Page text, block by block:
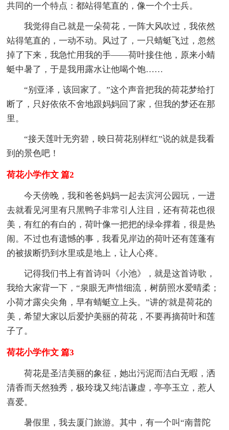
共同的一个特点：都站得笔直的，像一个个士兵。
我觉得自己就是一朵荷花，一阵大风吹过，我依然
站得笔直的，一动不动。风过了，一只蜻蜓飞过，忽然
掉了下来，我急忙用我的手——荷叶接住他，原来小蜻
蜓中暑了，于是我用露水让他喝个饱……
“别亚泽，该回家了。”这个声音把我的荷花梦给打
断了，只好依依不舍地跟妈妈回了家，但我的梦还在那
里。
“接天莲叶无穷碧，映日荷花别样红”说的就是我看
到的景色吧！
荷花小学作文 篇2
今天傍晚，我和爸爸妈妈一起去滨河公园玩，一进
去就看见河里有只黑鸭子非常引人注目，还有荷花也很
美，有红的有白的，荷叶像一把把的绿伞撑着，很是热
闹。不过也有遗憾的事，我看见岸边的荷叶还有莲蓬有
的被拔断扔到水里或是地上，让人心疼。
记得我们书上有首诗叫《小池》，就是这首诗歌，
我给大家背一下，“泉眼无声惜细流，树荫照水爱晴柔；
小荷才露尖尖角，早有蜻蜓立上头。”讲的'就是荷花的
美，希望大家以后爱护美丽的荷花，不要再摘荷叶和莲
子了。
荷花小学作文 篇3
荷花是圣洁美丽的象征，她出污泥而洁白无暇，洒
清香而天然独秀，极玲珑又纯洁谦虚，亭亭玉立，惹人
喜爱。
暑假里，我去厦门旅游。其中，有一个叫“南普陀